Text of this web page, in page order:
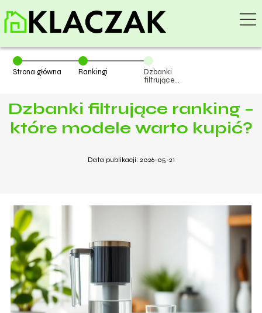
Strona główna Rankingi
Dzbanki
filtrujące
kupić?
Dzbanki filtrujące ranking –
które modele warto kupić?
Data publikacji: 2026-05-21